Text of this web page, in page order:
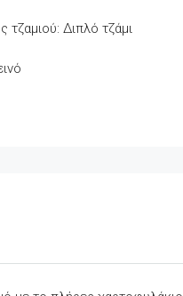
τζαμιού: Διπλό τζάμι